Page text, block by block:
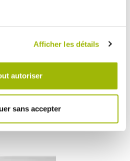
Afficher les détails
autoriser
sans accepter
simple d'utilisation (Réf.
avoir besoin
de